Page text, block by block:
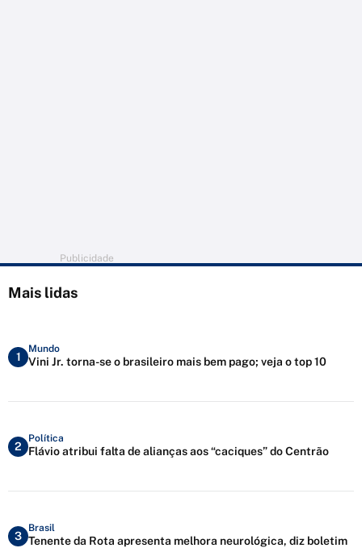
Publicidade
Mais lidas
1
Mundo
Vini Jr. torna-se o brasileiro mais bem pago; veja o top 10
2
Política
Flávio atribui falta de alianças aos “caciques” do Centrão
3
Brasil
Tenente da Rota apresenta melhora neurológica, diz boletim